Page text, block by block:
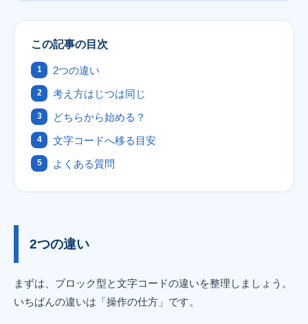
この記事の目次
2つの違い
考え方はじつは同じ
どちらから始める？
文字コードへ移る目安
よくある質問
2つの違い
まずは、ブロック型と文字コードの違いを整理しましょう。
いちばんの違いは「操作の仕方」です。